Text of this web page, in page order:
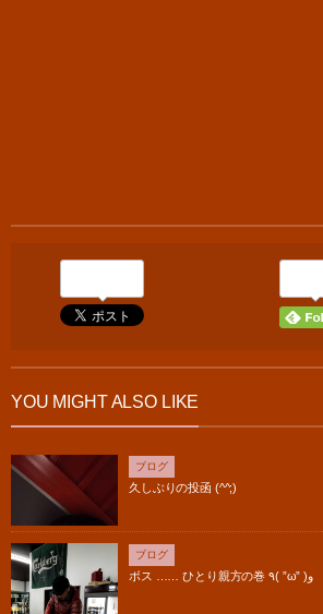
YOU MIGHT ALSO LIKE
ブログ
久しぶりの投函 (^^;)
ブログ
ボス …… ひとり親方の巻 ٩( ”ω” )و